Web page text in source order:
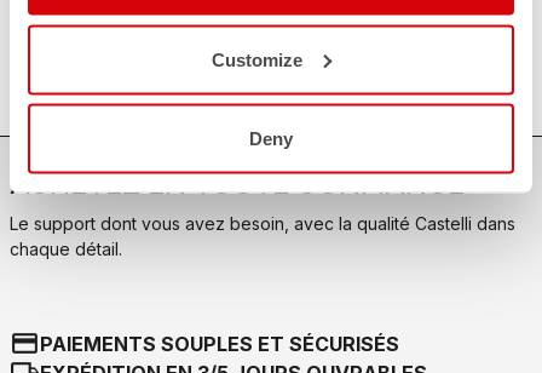
Customize
Deny
quizVous avez d'autres questions ?
ACHETEZ EN TOUTE CONFIANCE
Le support dont vous avez besoin, avec la qualité Castelli dans
chaque détail.
credit_cardPAIEMENTS SOUPLES ET SÉCURISÉS